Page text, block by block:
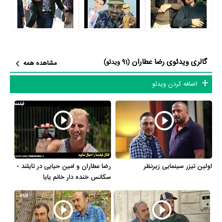
زیر نظر مرحوم حسن حامدی شروع کرد. جالب اینجاست که در آن دوران
رضا عطاران تماماً نقش‌های غیر کمیک بازی کرد. این همکاری تا فوت حسن
رضا عطاران در تلویزیون
رضا عطاران در سال 1369 با مجموعه «بیداران» به کارگردانی اصغر عبدالهی
به تلویزیون آمد. مجموعه «پرواز 57» در سال 1372، آغاز آشنایی عطاران با
مهران مدیری بود. بعدازآن هم در مجموعه‌ طنز «سال خوش» ساخته مهران
مدیری، به همراه بازیگرانی مثل رضا شفیعی جم، نصرالله رادش، ارژنگ امیر
فضلی، نادر سلیمانی و ... به ایفای نقش پرداخت. رضا عطاران در
مجموعه‌های «ساعت خوش» و «پرواز 57» علاوه بر بازیگری، نویسندگی
بعضی از آیتم‌ها را هم بر عهده داشت. پس‌ازاین دو مجموعه همکاری او با
مهران مدیری تا مدت طولانی قطع شد. گفته می‌شد با مهران مدیری دچار
گالری ویدئوی رضا عطاران(91 ویدئو)
مشاهده همه
اضافه کردن ویدئو
اولین تیزر سینمایی زیرنظر
رضا عطاران و امین حیایی در تایلند -
سکانس خنده دار خانم یایا